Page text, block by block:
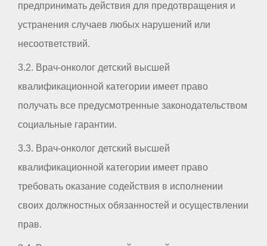
предпринимать действия для предотвращения и
устранения случаев любых нарушений или
несоответствий.
3.2. Врач-онколог детский высшей
квалификационной категории имеет право
получать все предусмотренные законодательством
социальные гарантии.
3.3. Врач-онколог детский высшей
квалификационной категории имеет право
требовать оказание содействия в исполнении
своих должностных обязанностей и осуществлении
прав.